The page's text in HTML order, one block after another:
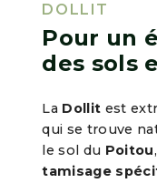
DOLLIT
Pour un
des sols
La Dollit est
qui se trouve
le sol du Poitou
tamisage